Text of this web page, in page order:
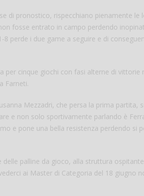
di pronostico, rispecchiano pienamente le
fosse entrato in campo perdendo
perde i due game a seguire e di
per cinque giochi con fasi alterne di vittorie
Farneti.
Mezzadri, che persa la prima partita,
e non solo sportivamente parlando è
e pone una bella resistenza perdendo si
palline da gioco, alla struttura
ai Master di Categoria del 18 giugno